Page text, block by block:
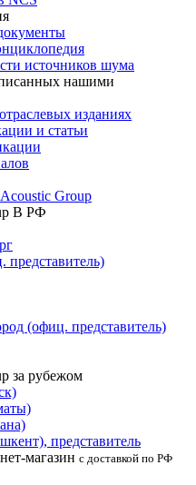
источников шума
нашими
изданиях
и статьи
Group
В РФ
(офиц. представитель)
за рубежом
представитель
магазин с доставкой по РФ